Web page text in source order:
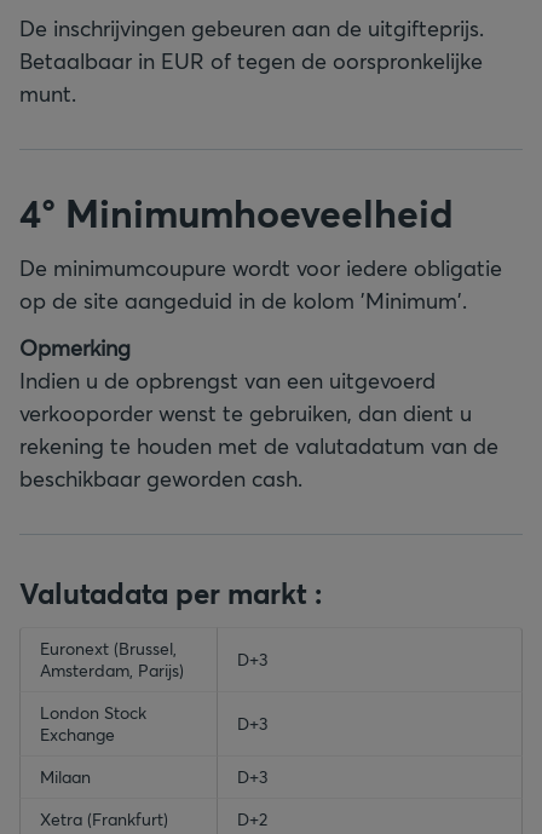
De inschrijvingen gebeuren aan de uitgifteprijs.
Betaalbaar in EUR of tegen de oorspronkelijke
munt.
4° Minimumhoeveelheid
De minimumcoupure wordt voor iedere obligatie
op de site aangeduid in de kolom 'Minimum'.
Opmerking
Indien u de opbrengst van een uitgevoerd
verkooporder wenst te gebruiken, dan dient u
rekening te houden met de valutadatum van de
beschikbaar geworden cash.
Valutadata per markt :
empty-header
Euronext (Brussel,
Amsterdam, Parijs)
D+3
London Stock
Exchange
D+3
Milaan
D+3
Xetra (Frankfurt)
D+2